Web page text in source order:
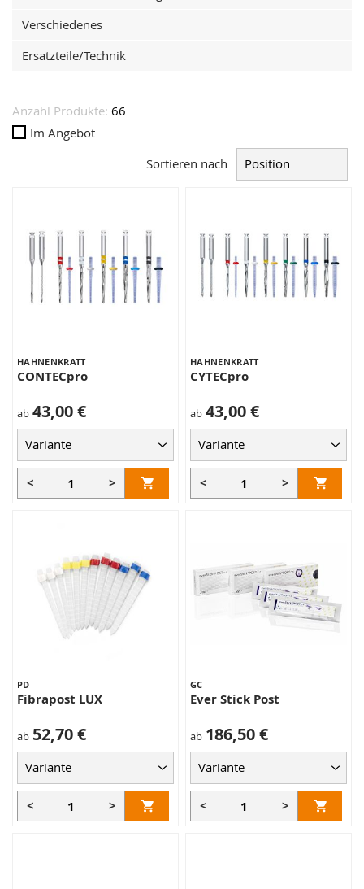
Anzahl Produkte: 66
Im Angebot
Sortieren nach
HAHNENKRATT
CONTECpro
ab 43,00 €
< >
HAHNENKRATT
CYTECpro
ab 43,00 €
< >
PD
Fibrapost LUX
ab 52,70 €
< >
GC
Ever Stick Post
ab 186,50 €
< >
Verschiedenes
Ersatzteile/Technik